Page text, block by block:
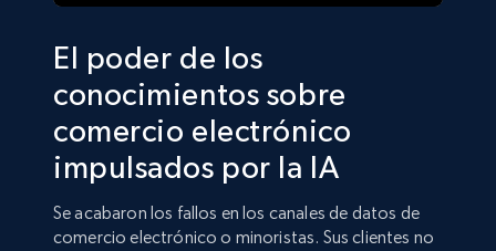
El poder de los
conocimientos sobre
comercio electrónico
impulsados por la IA
Se acabaron los fallos en los canales de datos de
comercio electrónico o minoristas. Sus clientes no